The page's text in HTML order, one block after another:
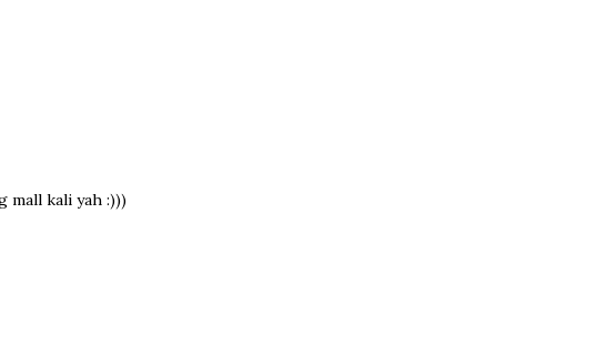
mall kali yah :)))